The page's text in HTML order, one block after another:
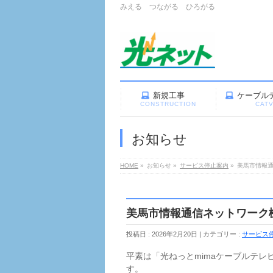
みえる つながる ひろがる
新規工事
CONSTRUCTION
ケーブル
CATV
お知らせ
HOME » お知らせ » サービス停止案内 » 美馬市情報
美馬市情報通信ネットワー
投稿日 : 2026年2月20日 カテゴリー : サービス
平素は「光ねっとmimaケーブルテレ
す。